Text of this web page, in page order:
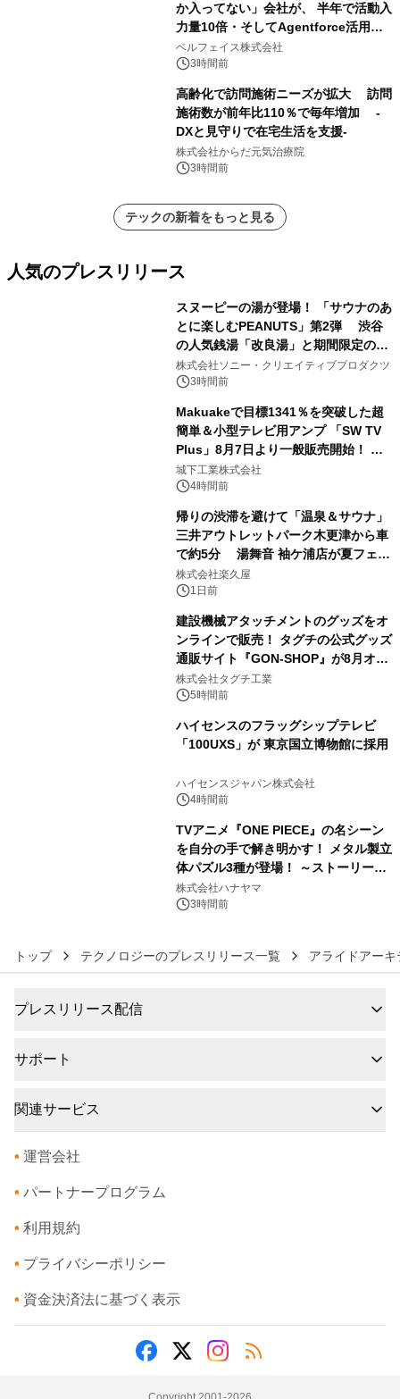
か入ってない」会社が、 半年で活動入
力量10倍・そしてAgentforce活用へ
── 敷島住宅×bellSalesAI事例公開
ベルフェイス株式会社
3時間前
高齢化で訪問施術ニーズが拡大 訪問
施術数が前年比110％で毎年増加 -
DXと見守りで在宅生活を支援-
株式会社からだ元気治療院
3時間前
テックの新着をもっと見る
人気のプレスリリース
スヌーピーの湯が登場！ 「サウナのあ
とに楽しむPEANUTS」第2弾 渋谷
の人気銭湯「改良湯」と期間限定のコ
ラボレーション サウナイキタイコラ
ボグッズも発売決定！
株式会社ソニー・クリエイティブプロダクツ
3時間前
Makuakeで目標1341％を突破した超
簡単＆小型テレビ用アンプ 「SW TV
Plus」8月7日より一般販売開始！ ケ
ーブル1本つなぐだけ、テレビの音が
ぐっと豊かに
城下工業株式会社
4時間前
帰りの渋滞を避けて「温泉＆サウナ」
三井アウトレットパーク木更津から車
で約5分 湯舞音 袖ケ浦店が夏フェア
メニューを提供
株式会社楽久屋
1日前
建設機械アタッチメントのグッズをオ
ンラインで販売！ タグチの公式グッズ
通販サイト『GON-SHOP』が8月オー
プン
株式会社タグチ工業
5時間前
ハイセンスのフラッグシップテレビ
「100UXS」が 東京国立博物館に採用
ハイセンスジャパン株式会社
4時間前
TVアニメ『ONE PIECE』の名シーン
を自分の手で解き明かす！ メタル製立
体パズル3種が登場！ ～ストーリーと
ギミックが融合した 大人の体験型パズ
ルが8月7日(金)12時より先行予約受付
株式会社ハナヤマ
3時間前
トップ テクノロジーのプレスリリース一覧 アライドアー
プレスリリース配信
サポート
関連サービス
• 運営会社
• パートナープログラム
• 利用規約
• プライバシーポリシー
• 資金決済法に基づく表示